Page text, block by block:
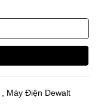
, Máy Điện Dewalt